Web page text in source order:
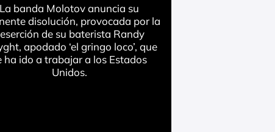
La banda Molotov anuncia su
disolución, provocada por la
de su baterista Randy
apodado ‘el gringo loco’, que
ha ido a trabajar a los Estados
Unidos.